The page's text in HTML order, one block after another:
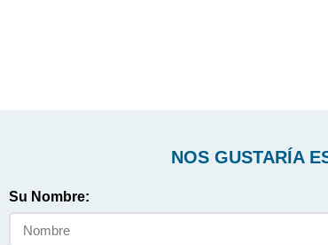
NOS GUSTARÍA
Su Nombre: